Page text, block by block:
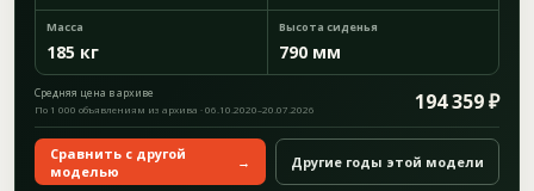
Масса
185 кг
Высота сиденья
790 мм
Средняя цена в архиве 194 359 ₽
По 1 000 объявлениям из архива · 06.10.2020–20.07.2026
Сравнить с другой
моделью
→ Другие годы этой модели